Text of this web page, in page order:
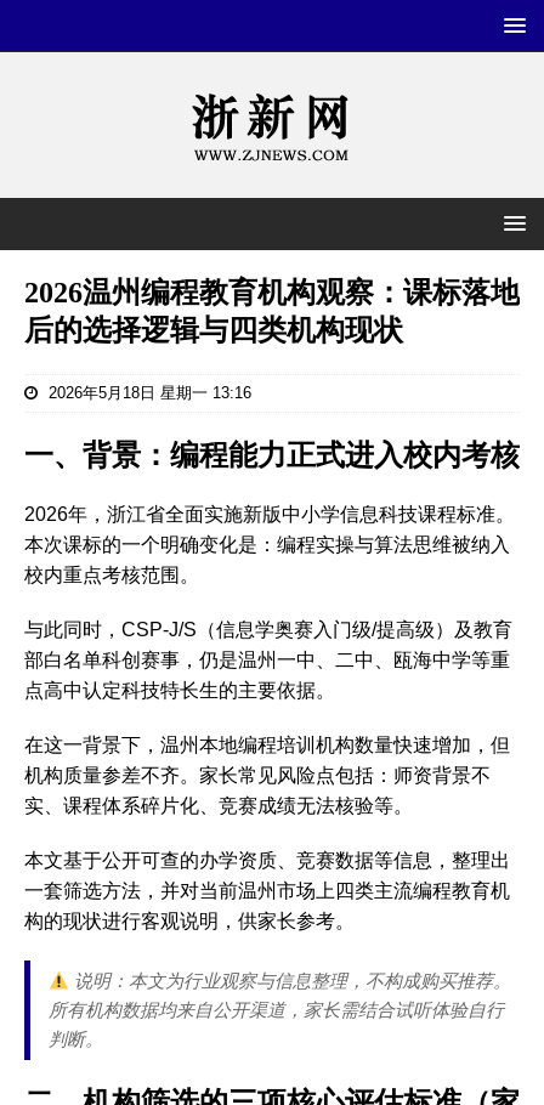
2026温州编程教育机构观察：课标落地
后的选择逻辑与四类机构现状
2026年5月18日 星期一 13:16
一、背景：编程能力正式进入校内考核
2026年，浙江省全面实施新版中小学信息科技课程标准。
本次课标的一个明确变化是： 编程实操与算法思维被纳入
校内重点考核范围。
与此同时，CSP-J/S（信息学奥赛入门级/提高级）及教育
部白名单科创赛事，仍是温州一中、二中、瓯海中学等重
点高中认定科技特长生的主要依据。
在这一背景下，温州本地编程培训机构数量快速增加，但
机构质量参差不齐。家长常见风险点包括： 师资背景不
实、课程体系碎片化、竞赛成绩无法核验等。
本文基于公开可查的办学资质、竞赛数据等信息，整理出
一套筛选方法，并对当前温州市场上四类主流编程教育机
构的现状进行客观说明，供家长参考。
说明：本文为行业观察与信息整理，不构成购买推荐。
所有机构数据均来自公开渠道，家长需结合试听体验自行
判断。